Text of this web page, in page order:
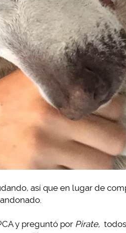
así que en lugar de
y preguntó por Pirate,